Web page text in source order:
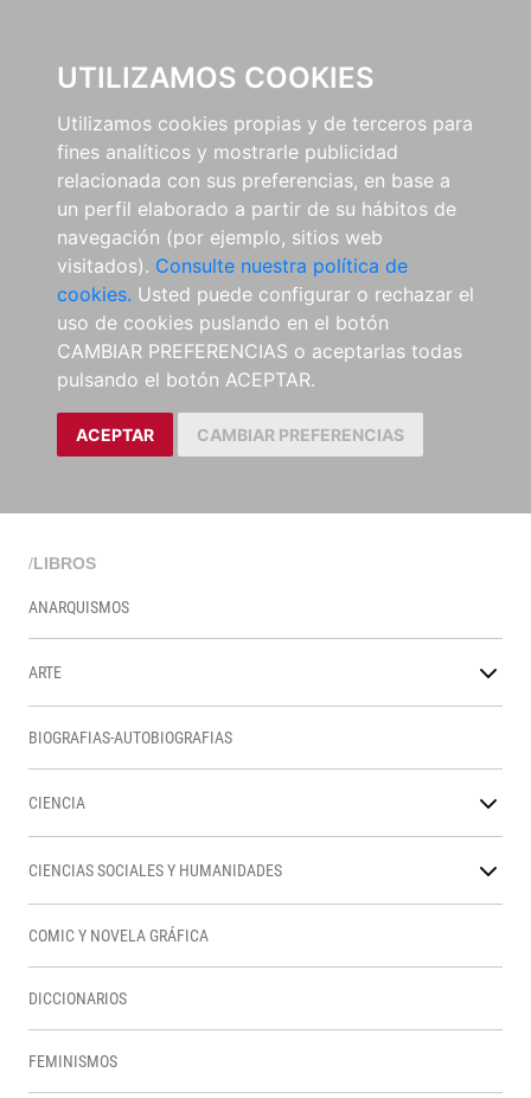
UTILIZAMOS COOKIES
Utilizamos cookies propias y de terceros para
fines analíticos y mostrarle publicidad
relacionada con sus preferencias, en base a
un perfil elaborado a partir de su hábitos de
navegación (por ejemplo, sitios web
visitados). Consulte nuestra política de
cookies. Usted puede configurar o rechazar el
uso de cookies puslando en el botón
CAMBIAR PREFERENCIAS o aceptarlas todas
pulsando el botón ACEPTAR.
ACEPTAR CAMBIAR PREFERENCIAS
/LIBROS
ANARQUISMOS
ARTE
BIOGRAFIAS-AUTOBIOGRAFIAS
CIENCIA
CIENCIAS SOCIALES Y HUMANIDADES
COMIC Y NOVELA GRÁFICA
DICCIONARIOS
FEMINISMOS